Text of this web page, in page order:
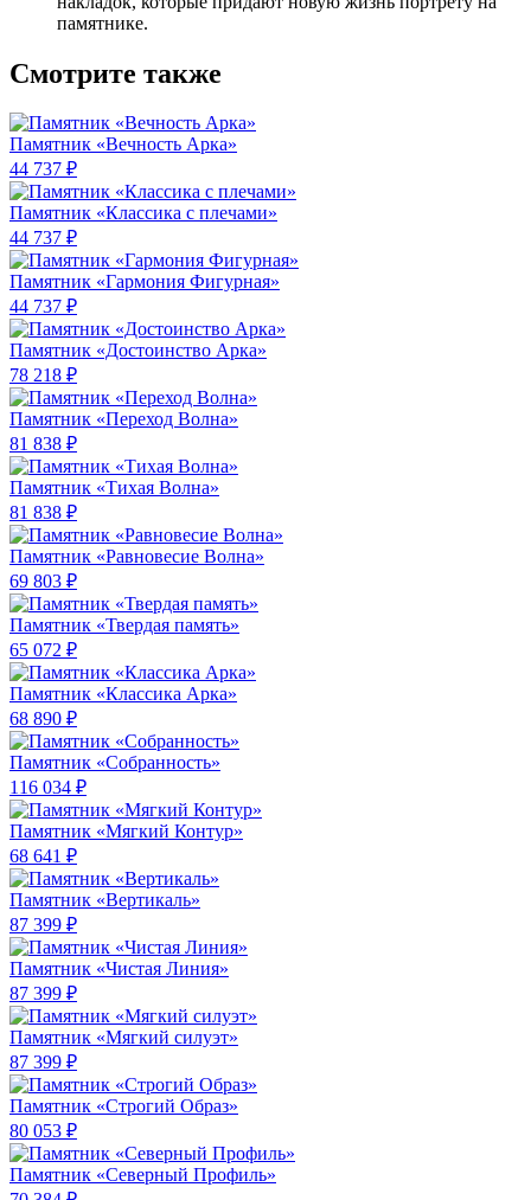
памятнике.
Смотрите также
Памятник «Вечность Арка»
44 737 ₽
Памятник «Классика c плечами»
44 737 ₽
Памятник «Гармония Фигурная»
44 737 ₽
Памятник «Достоинство Арка»
78 218 ₽
Памятник «Переход Волна»
81 838 ₽
Памятник «Тихая Волна»
81 838 ₽
Памятник «Равновесие Волна»
69 803 ₽
Памятник «Твердая память»
65 072 ₽
Памятник «Классика Арка»
68 890 ₽
Памятник «Собранность»
116 034 ₽
Памятник «Мягкий Контур»
68 641 ₽
Памятник «Вертикаль»
87 399 ₽
Памятник «Чистая Линия»
87 399 ₽
Памятник «Мягкий силуэт»
87 399 ₽
Памятник «Строгий Образ»
80 053 ₽
Памятник «Северный Профиль»